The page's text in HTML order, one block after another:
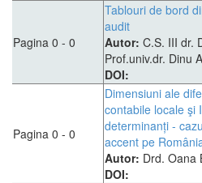
Pagina 0 - 0
Tablouri de bord
audit
Autor: C.S. III dr.
Prof.univ.dr. Dinu
DOI:
Pagina 0 - 0
Dimensiuni ale
contabile locale şi
determinanți -
accent pe
Autor: Drd. Oana
DOI: